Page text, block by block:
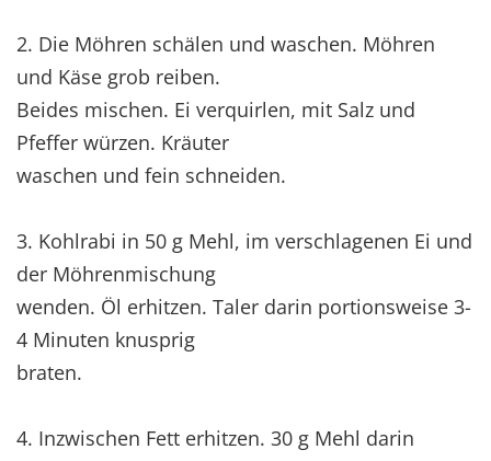
2. Die Möhren schälen und waschen. Möhren
und Käse grob reiben.
Beides mischen. Ei verquirlen, mit Salz und
Pfeffer würzen. Kräuter
waschen und fein schneiden.
3. Kohlrabi in 50 g Mehl, im verschlagenen Ei und
der Möhrenmischung
wenden. Öl erhitzen. Taler darin portionsweise 3-
4 Minuten knusprig
braten.
4. Inzwischen Fett erhitzen. 30 g Mehl darin